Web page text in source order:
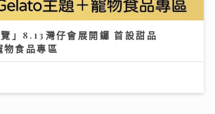
覽」8.13灣仔會展開鑼 首設甜品
食品專區